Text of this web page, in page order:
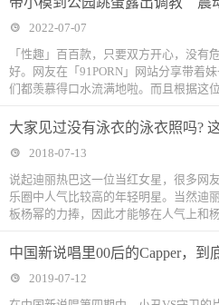
2022-07-07
「性趣」百百款，只要双方开心，没有
好。网友在「91PORN」网站分享带着
们都羡慕得口水流满地啦。而且根据这
大家见过没有泳衣的泳衣照吗?
2018-07-13
说起迪丽热巴这一位当红女星，很多网
乐圈中人气比较高的年轻明星。当然迪
板杨幂的力捧，因此才能够在人气上和
中国新说唱里00后的Capper，到
2019-07-12